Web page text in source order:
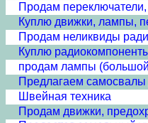
Продам
Куплю движки, лампы,
Продам неликвиды
Куплю
продам лампы
Предлагаем
Швейная техника
Продам движки,